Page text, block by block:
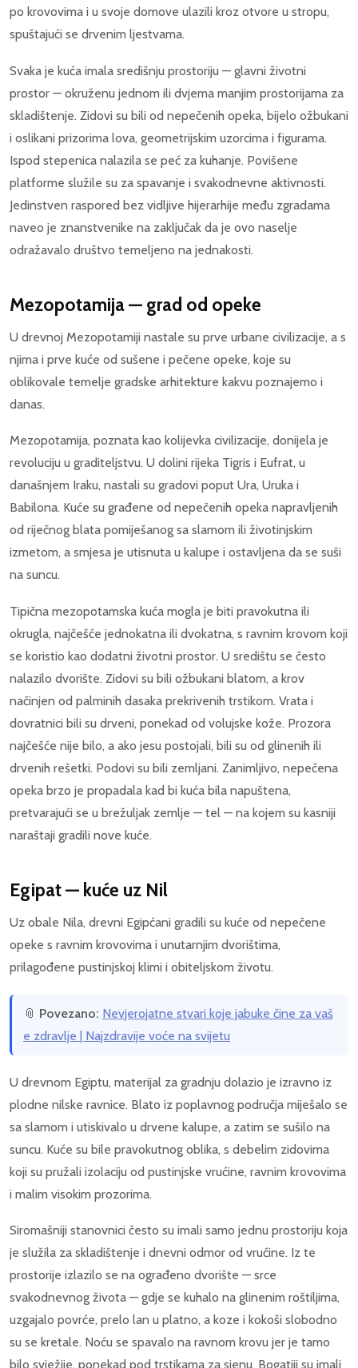
po krovovima i u svoje domove ulazili kroz otvore u stropu,
spuštajući se drvenim ljestvama.
Svaka je kuća imala središnju prostoriju — glavni životni
prostor — okruženu jednom ili dvjema manjim prostorijama za
skladištenje. Zidovi su bili od nepečenih opeka, bijelo ožbukani
i oslikani prizorima lova, geometrijskim uzorcima i figurama.
Ispod stepenica nalazila se peć za kuhanje. Povišene
platforme služile su za spavanje i svakodnevne aktivnosti.
Jedinstven raspored bez vidljive hijerarhije među zgradama
naveo je znanstvenike na zaključak da je ovo naselje
odražavalo društvo temeljeno na jednakosti.
Mezopotamija — grad od opeke
U drevnoj Mezopotamiji nastale su prve urbane civilizacije, a s
njima i prve kuće od sušene i pečene opeke, koje su
oblikovale temelje gradske arhitekture kakvu poznajemo i
danas.
Mezopotamija, poznata kao kolijevka civilizacije, donijela je
revoluciju u graditeljstvu. U dolini rijeka Tigris i Eufrat, u
današnjem Iraku, nastali su gradovi poput Ura, Uruka i
Babilona. Kuće su građene od nepečenih opeka napravljenih
od riječnog blata pomiješanog sa slamom ili životinjskim
izmetom, a smjesa je utisnuta u kalupe i ostavljena da se suši
na suncu.
Tipična mezopotamska kuća mogla je biti pravokutna ili
okrugla, najčešće jednokatna ili dvokatna, s ravnim krovom koji
se koristio kao dodatni životni prostor. U središtu se često
nalazilo dvorište. Zidovi su bili ožbukani blatom, a krov
načinjen od palminih dasaka prekrivenih trstikom. Vrata i
dovratnici bili su drveni, ponekad od volujske kože. Prozora
najčešće nije bilo, a ako jesu postojali, bili su od glinenih ili
drvenih rešetki. Podovi su bili zemljani. Zanimljivo, nepečena
opeka brzo je propadala kad bi kuća bila napuštena,
pretvarajući se u brežuljak zemlje — tel — na kojem su kasniji
naraštaji gradili nove kuće.
Egipat — kuće uz Nil
Uz obale Nila, drevni Egipćani gradili su kuće od nepečene
opeke s ravnim krovovima i unutarnjim dvorištima,
prilagođene pustinjskoj klimi i obiteljskom životu.
📎 Povezano: Nevjerojatne stvari koje jabuke čine za vaš
e zdravlje | Najzdravije voće na svijetu
U drevnom Egiptu, materijal za gradnju dolazio je izravno iz
plodne nilske ravnice. Blato iz poplavnog područja miješalo se
sa slamom i utiskivalo u drvene kalupe, a zatim se sušilo na
suncu. Kuće su bile pravokutnog oblika, s debelim zidovima
koji su pružali izolaciju od pustinjske vrućine, ravnim krovovima
i malim visokim prozorima.
Siromašniji stanovnici često su imali samo jednu prostoriju koja
je služila za skladištenje i dnevni odmor od vrućine. Iz te
prostorije izlazilo se na ograđeno dvorište — srce
svakodnevnog života — gdje se kuhalo na glinenim roštiljima,
uzgajalo povrće, prelo lan u platno, a koze i kokoši slobodno
su se kretale. Noću se spavalo na ravnom krovu jer je tamo
bilo svježije, ponekad pod trstikama za sjenu. Bogatiji su imali